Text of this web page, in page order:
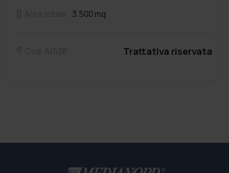
3.500 mq
Trattativa riservata